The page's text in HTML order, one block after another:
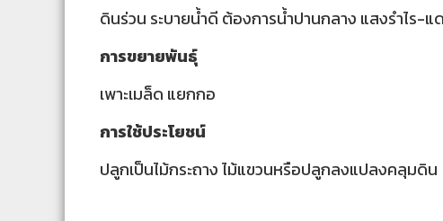
ดินร่วน ระบายน้ำดี ต้องการน้ำปานกลาง แสงรำไร-แ
การขยายพันธุ์
เพาะเมล็ด แยกกอ
การใช้ประโยชน์
ปลูกเป็นไม้กระถาง ไม้แขวนหรือปลูกลงแปลงคลุมดิน